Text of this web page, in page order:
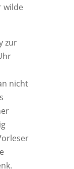
wilde
zur
nicht